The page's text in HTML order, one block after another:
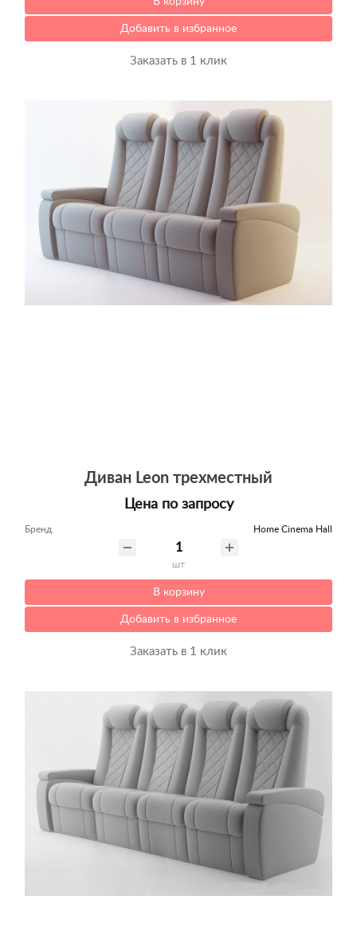
Добавить в избранное
Заказать в 1 клик
Диван Leon трехместный
Цена по запросу
Бренд Home Cinema Hall
шт
В корзину
Добавить в избранное
Заказать в 1 клик